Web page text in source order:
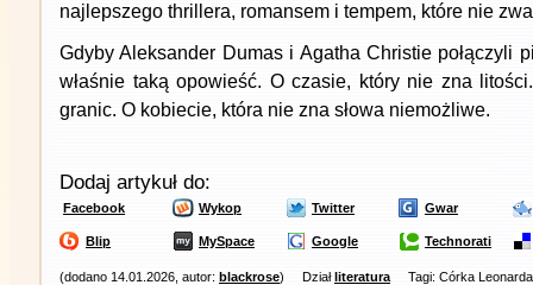
najlepszego thrillera, romansem i tempem, które nie
Gdyby Aleksander Dumas i Agatha Christie połączyli
właśnie taką opowieść. O czasie, który nie zna
granic. O kobiecie, która nie zna słowa niemożliwe.
Dodaj artykuł do:
Facebook Wykop Twitter Gwar
Blip MySpace Google Technorati
(dodano 14.01.2026, autor: blackrose) Działliteratura Tagi: Córka